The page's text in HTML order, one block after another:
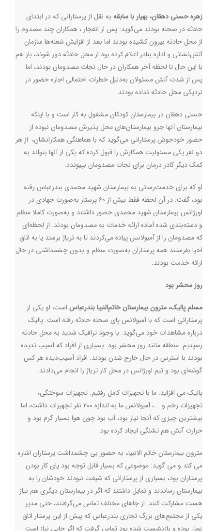
زهره حسنی دهقان، بهیار با سابقه به نقل از پرستارانی که در ابتدای
حادثه در صحنه بودند می‌گوید: پس از انفجار ، همکاران چند مصدوم را
از محل حادثه بیرون کشیده بودند اما بعد از افزایش شعله‌ها سازمان
آتش‌نشانی و اداره بنادر اعلام کرده بود از محل حادثه دور شوند، باز هم
با این حال تا لحظه آخر همکاران در حال نجات مصدومان بودند، اما
پس از شدت آتش مسئولان به‌دلیل خطرات احتمالی اجازه حضور در
نزدیکی محل حادثه نداده بودند.
حسنی دهقان در بیمارستان کودکان مشغول به کار است و با اینکه
بیمارستان آنها جزو بیمارستان‌های محل پذیرش مصدومان نبوده از
حضور خودجوش پرستارانی می‌گوید که با هماهنگی همکارانشان، از هر
دو نفر یکی مسئولیت همکارش را قبول کرده که یکی از آنها بتواند به
کمک دیگر کادر درمان برای نجات مصدومان بپیوندد.
او که برای خدمت‌رسانی به بیمارستان شهید محمدی بندرعباس رفته
بود، گفت: در آن لحظه فقط بیش از ۶۰ پرستار به‌صورت جهادی در
اورژانس بیمارستان شهید محمدی حضور داشتند و به‌صورت کاملا منظم
و دسته‌بندی شده آماده ارائه خدمات به مصدومان بودند. از لحظه‌ای
که مصدومان را از آمبولانس پیاده می‌کردند تا به تریاژ برسند یا به اتاق
احیا بفرستند همه پرستاران به‌صورت منظم و بدون چشمداشتی در حال
ارائه خدمت بودند.
روز محشر بود
مسلم پالیک، مترون بیمارستان خاتم‌النبیا بندرعباس است، او یکی از
پرستارانی است که با آمبولانس پای صحنه حادثه رفته است. پالیک
درباره مشاهدات خود می‌گوید: با وجود ترافیک شدید به محل حادثه
رسیدیم. منطقه مانند روز محشر بود. بسیاری از افراد که آسیب ندیده
بودند با استرس در حال خارج شدن بودند. افراد آسیب‌دیده هر کس
گوشه‌ای بود و تیم اورژانس در محل کار تریاژ را انجام می‌دادند.
پالیک می افزاید: ما با تجهیزات کامل رفتیم. تجهیزات سوختگی،
تجهیزات زخم و ...، آمبولانس ما به اندازه ۲۰۰ نفر تجهیزات داشت، اما
بیشترین چیزی که آنجا نیاز بود، آب بود چون هوا بسیار گرم بود و
حرارت آتش هم تشنگی ایجاد کرده بود.
مترون بیمارستان خاتم الانبیاء به حضور بی چشمداشت پرستاران اشاره
می کند و می گوید: موضوعی که بسیار قابل توجه بود پای کار بودن
پرستاران بود، بسیاری از پرستارانی که شیفت نبودند خودشان را به
بیمارستان رساندند و تمایل داشتند که اگر در بیمارستان دیگری هم نیاز
هست مشارکت کنند. از جاهای مختلف تماس می‌گرفتند، حتی مدیر
یکی از مجتمع‌های بزرگ تجاری بندرعباس که پیش از این پرستار اتاق
عمل بوده و بازنشست شده بود تماس گرفت که اگر جایی نیاز است